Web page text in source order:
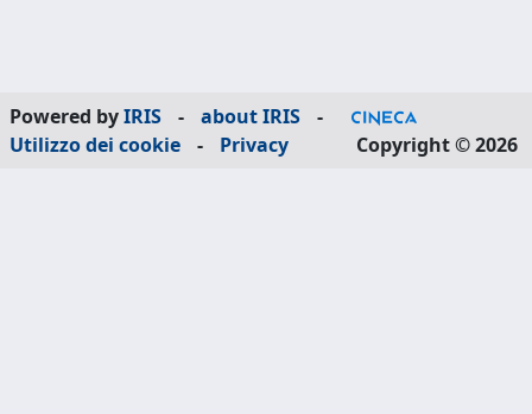
Powered byIRIS - about IRIS
-
Utilizzo dei cookie
- Privacy Copyright © 2026